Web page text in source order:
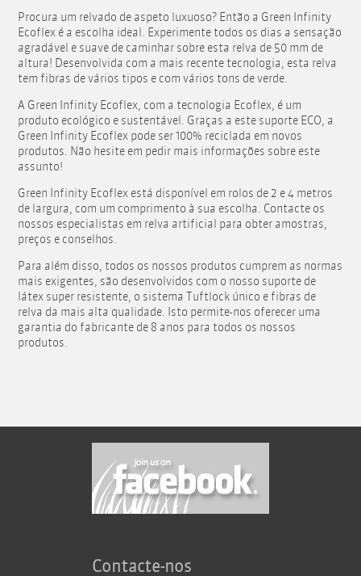
Procura um relvado de aspeto luxuoso? Então a Green Infinity
Ecoflex é a escolha ideal. Experimente todos os dias a sensação
agradável e suave de caminhar sobre esta relva de 50 mm de
altura! Desenvolvida com a mais recente tecnologia, esta relva
tem fibras de vários tipos e com vários tons de verde.
A Green Infinity Ecoflex, com a tecnologia Ecoflex, é um
produto ecológico e sustentável. Graças a este suporte ECO, a
Green Infinity Ecoflex pode ser 100% reciclada em novos
produtos. Não hesite em pedir mais informações sobre este
assunto!
Green Infinity Ecoflex está disponível em rolos de 2 e 4 metros
de largura, com um comprimento à sua escolha. Contacte os
nossos especialistas em relva artificial para obter amostras,
preços e conselhos.
Para além disso, todos os nossos produtos cumprem as normas
mais exigentes, são desenvolvidos com o nosso suporte de
látex super resistente, o sistema Tuftlock único e fibras de
relva da mais alta qualidade. Isto permite-nos oferecer uma
garantia do fabricante de 8 anos para todos os nossos
produtos.
Contacte-nos